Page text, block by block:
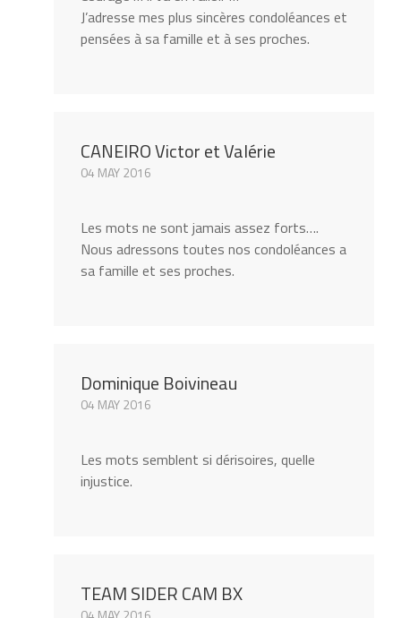
J’adresse mes plus sincères condoléances et
pensées à sa famille et à ses proches.
CANEIRO Victor et Valérie
04 MAY 2016
Les mots ne sont jamais assez forts….
Nous adressons toutes nos condoléances a
sa famille et ses proches.
Dominique Boivineau
04 MAY 2016
Les mots semblent si dérisoires, quelle
injustice.
TEAM SIDER CAM BX